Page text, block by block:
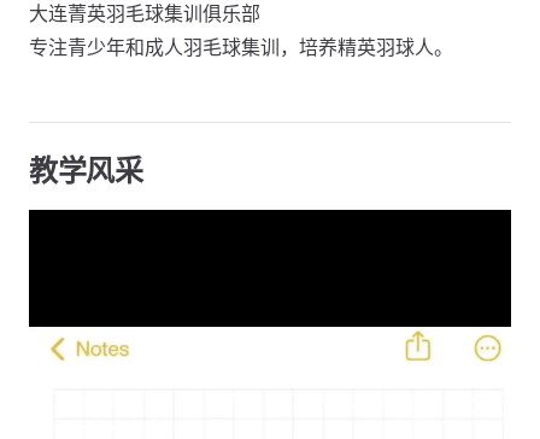
大连菁英羽毛球集训俱乐部
专注青少年和成人羽毛球集训，培养精英羽球人。
教学风采